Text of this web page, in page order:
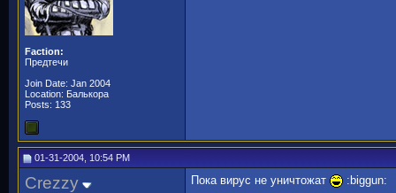
Faction:
Предтечи
Join Date: Jan 2004
Location: Балькора
Posts: 133
01-31-2004, 10:54 PM
Crezzy Пока вирус не уничтожат :biggun: